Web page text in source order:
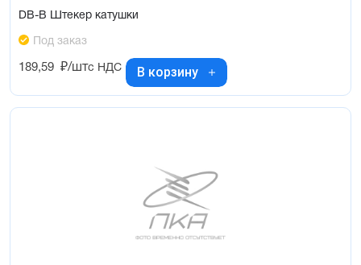
DB-B Штекер катушки
Под заказ
189,59 ₽/штс НДС В корзину